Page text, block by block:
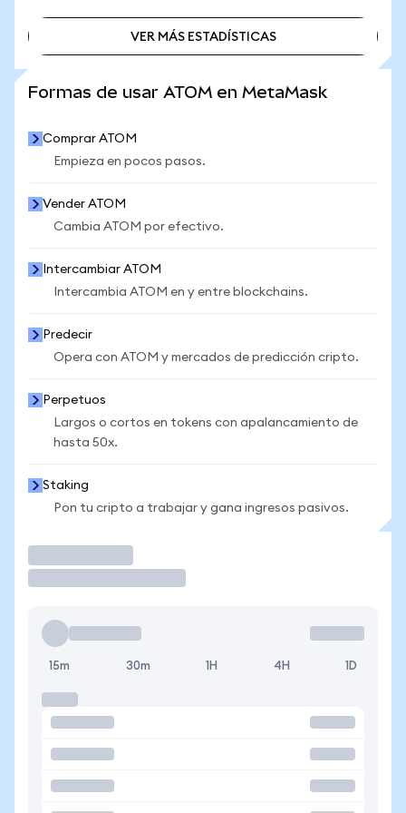
VER MÁS ESTADÍSTICAS
Formas de usar ATOM en MetaMask
Comprar ATOM
Empieza en pocos pasos.
Vender ATOM
Cambia ATOM por efectivo.
Intercambiar ATOM
Intercambia ATOM en y entre blockchains.
Predecir
Opera con ATOM y mercados de predicción cripto.
Perpetuos
Largos o cortos en tokens con apalancamiento de
hasta 50x.
Staking
Pon tu cripto a trabajar y gana ingresos pasivos.
15m 30m 1H 4H 1D